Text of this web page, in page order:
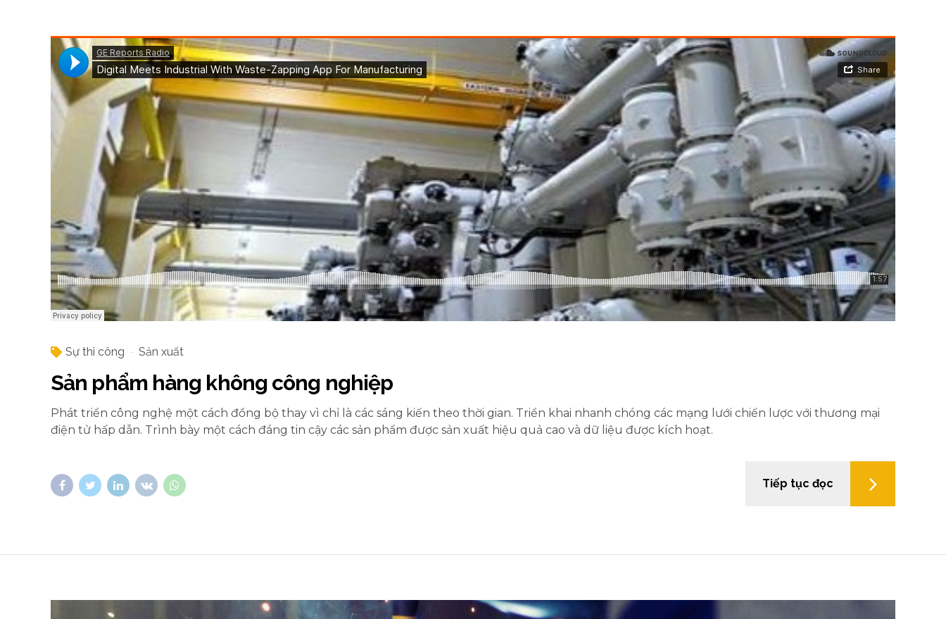
Sự thi công Sản xuất
Sản phẩm hàng không công nghiệp
Phát triển công nghệ một cách đồng bộ thay vì chỉ là các sáng kiến theo thời gian. Triển khai nhanh chóng các mạng lưới chiến lược với thương mại
điện tử hấp dẫn. Trình bày một cách đáng tin cậy các sản phẩm được sản xuất hiệu quả cao và dữ liệu được kích hoạt.
Tiếp tục đọc